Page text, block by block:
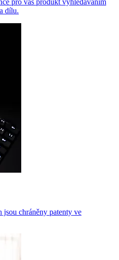
pro váš produkt vyhledáváním
dílu.
chráněny patenty ve